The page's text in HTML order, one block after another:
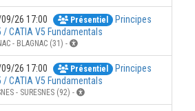
26 17:00 Présentiel
Principes
/ CATIA V5 Fundamentals
- BLAGNAC (31) -
26 17:00 Présentiel
Principes
/ CATIA V5 Fundamentals
- SURESNES (92) -